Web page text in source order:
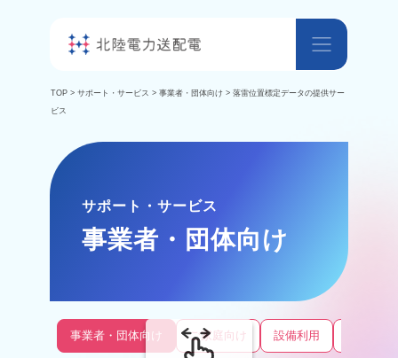
TOP> サポート・サービス > 事業者・団体向け> 落雷位置標定データの提供サー
ビス
サポート・サービス
事業者・団体向け
事業者・団体向け ご家庭向け 設備利用